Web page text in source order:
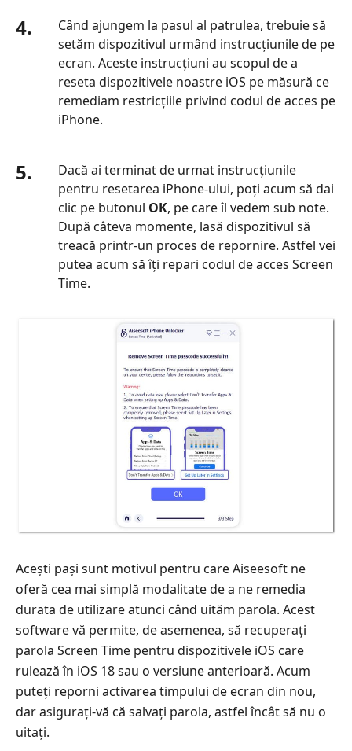
4.
Când ajungem la pasul al patrulea, trebuie să
setăm dispozitivul urmând instrucțiunile de pe
ecran. Aceste instrucțiuni au scopul de a
reseta dispozitivele noastre iOS pe măsură ce
remediam restricțiile privind codul de acces pe
iPhone.
5.
Dacă ai terminat de urmat instrucțiunile
pentru resetarea iPhone‑ului, poți acum să dai
clic pe butonul OK, pe care îl vedem sub note.
După câteva momente, lasă dispozitivul să
treacă printr-un proces de repornire. Astfel vei
putea acum să îți repari codul de acces Screen
Time.
Acești pași sunt motivul pentru care Aiseesoft ne
oferă cea mai simplă modalitate de a ne remedia
durata de utilizare atunci când uităm parola. Acest
software vă permite, de asemenea, să recuperați
parola Screen Time pentru dispozitivele iOS care
rulează în iOS 18 sau o versiune anterioară. Acum
puteți reporni activarea timpului de ecran din nou,
dar asigurați-vă că salvați parola, astfel încât să nu o
uitați.